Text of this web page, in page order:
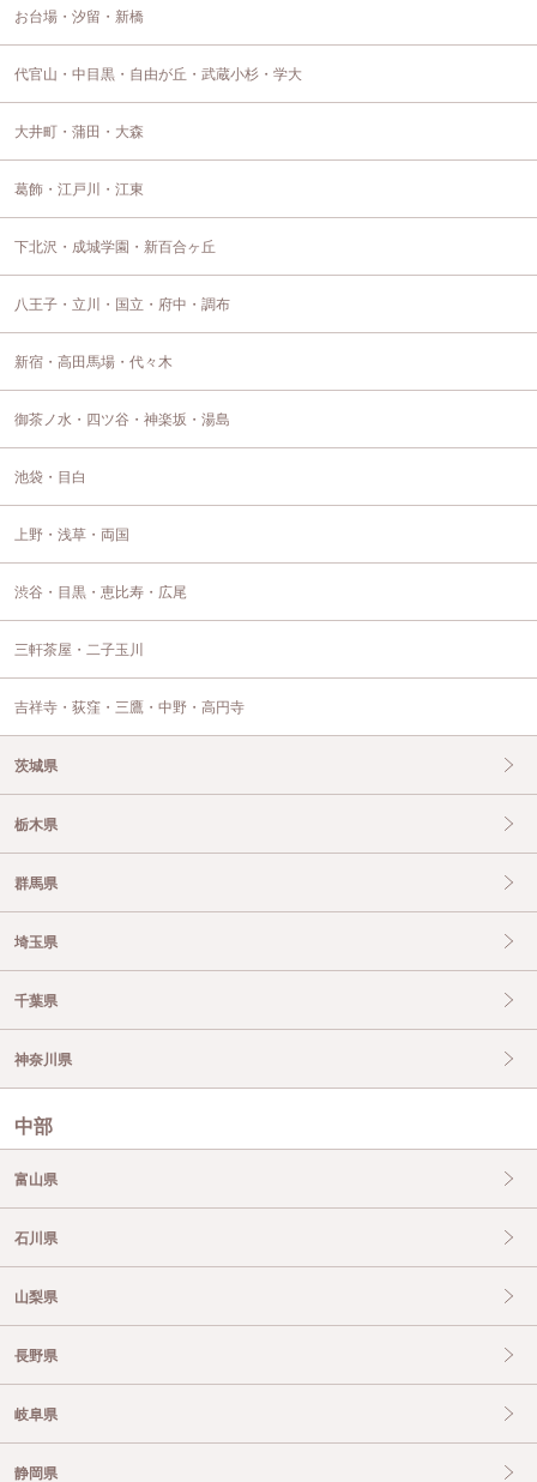
お台場・汐留・新橋
代官山・中目黒・自由が丘・武蔵小杉・学大
大井町・蒲田・大森
葛飾・江戸川・江東
下北沢・成城学園・新百合ヶ丘
八王子・立川・国立・府中・調布
新宿・高田馬場・代々木
御茶ノ水・四ツ谷・神楽坂・湯島
池袋・目白
上野・浅草・両国
渋谷・目黒・恵比寿・広尾
三軒茶屋・二子玉川
吉祥寺・荻窪・三鷹・中野・高円寺
茨城県
栃木県
群馬県
埼玉県
千葉県
神奈川県
中部
富山県
石川県
山梨県
長野県
岐阜県
静岡県